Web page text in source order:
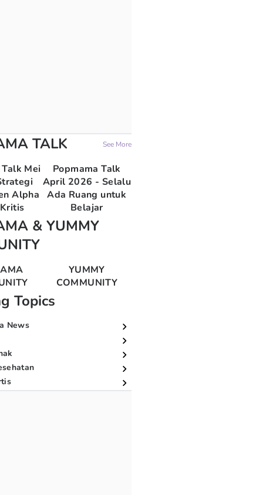
TALK See More
Mei
Alpha
Popmama Talk
April 2026 - Selalu
Ada Ruang untuk
Belajar
& YUMMY
YUMMY
COMMUNITY
Topics
News